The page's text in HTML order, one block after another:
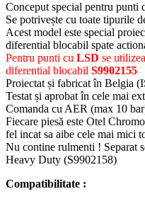
Conceput special pentru
Se potrivește cu toate tipurile
Acest model este special
diferential blocabil spate
Pentru punti cu LSD se
diferential blocabil S9902155
Proiectat și fabricat în Belgia
Testat și aprobat în cele mai
Comanda cu AER (max 10
Fiecare piesă este Otel
fel incat sa aibe cele mai mici
Nu contine rulmenti ! Separat
Heavy Duty (S9902158)
Compatibilitate :